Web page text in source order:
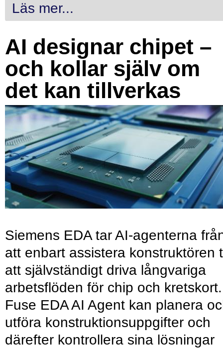
Läs mer...
AI designar chipet –
och kollar själv om
det kan tillverkas
Siemens EDA tar AI-agenterna
att enbart assistera konstruktören
att självständigt driva långvariga
arbetsflöden för chip och kretskort.
Fuse EDA AI Agent kan planera
utföra konstruktionsuppgifter och
därefter kontrollera sina lösningar